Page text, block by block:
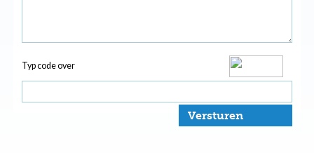
Typ code over
Versturen